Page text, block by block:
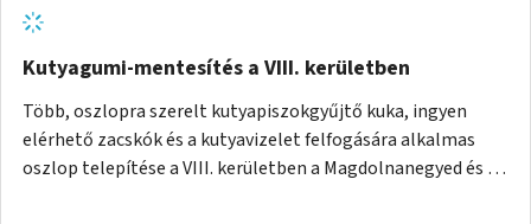
Kutyagumi-mentesítés a VIII. kerületben
Több, oszlopra szerelt kutyapiszokgyűjtő kuka, ingyen
elérhető zacskók és a kutyavizelet felfogására alkalmas
oszlop telepítése a VIII. kerületben a Magdolnanegyed és a